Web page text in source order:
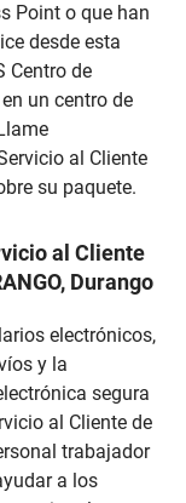
Point o que han
desde esta
Centro de
un centro de
al Cliente
su paquete.
al Cliente
Durango
electrónicos,
y la
segura
al Cliente de
trabajador
a los